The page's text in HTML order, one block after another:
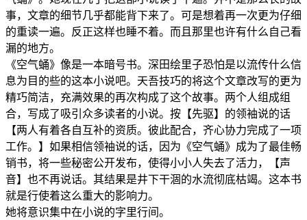
事，文章的细节几乎都能背下来了。可是想着再一次更为仔细
的重读一遍。反正这样也睡不着。而且那里也许有什么自己看
漏的地方。
《空气蛹》像是一本暗号书。深田绘里子恐怕是以流传什么信
息为目的些的这本小说吧。天吾技巧的将这个文章改写的更为
精巧简洁，充满效果的再次构成了这个故事。两个人组成组
合，写成了吸引众多读者的小说。按【先驱】的领袖说的话
【两人有着各自互补的资质。彼此配合，齐心协力完成了一项
工作。】如果相信领袖说的话，因为《空气蛹》成为了最佳畅
销书，将一些秘密公开发布，使得小小人失去了活力，【声
音】也不再说话。其结果是井下干涸的水流彻底枯竭。这本书
就是行使着这么重大的影响力。
她将意识集中在小说的字里行间。